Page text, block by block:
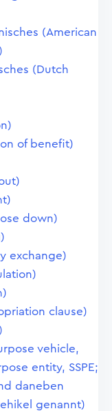
(American
(Dutch
of benefit)
down)
exchange)
clause)
vehicle,
entity, SSPE;
daneben
genannt)